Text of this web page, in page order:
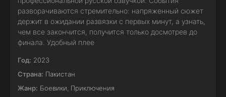
разворачиваются стремительно: напряженный сюжет
держит в ожидании развязки с первых минут, а узнать,
чем все закончится, получится только досмотрев до
финала. Удобный плее
Год: 2023
Страна: Пакистан
Жанр: Боевики Приключения